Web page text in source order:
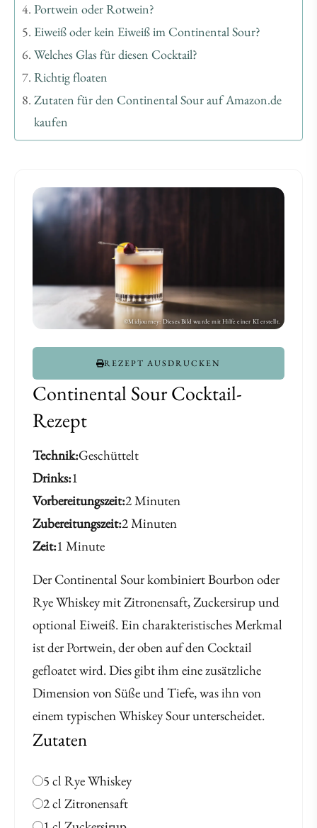
Portwein oder Rotwein?
Eiweiß oder kein Eiweiß im Continental Sour?
Welches Glas für diesen Cocktail?
Richtig floaten
Zutaten für den Continental Sour auf Amazon.de
kaufen
Continental Sour Cocktail-
Rezept
Technik Geschüttelt
Drinks 1
Vorbereitungszeit 2 Minuten
Zubereitungszeit 2 Minuten
Zeit 1 Minute
Der Continental Sour kombiniert Bourbon oder
Rye Whiskey mit Zitronensaft, Zuckersirup und
optional Eiweiß. Ein charakteristisches Merkmal
ist der Portwein, der oben auf den Cocktail
gefloatet wird. Dies gibt ihm eine zusätzliche
Dimension von Süße und Tiefe, was ihn von
einem typischen Whiskey Sour unterscheidet.
REZEPT AUSDRUCKEN
Zutaten
5 cl Rye Whiskey
2 cl Zitronensaft